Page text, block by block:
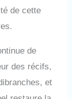
de cette
de
des récifs,
et